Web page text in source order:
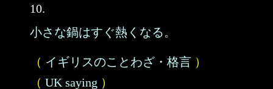
10.
小さな鍋はすぐ熱くなる。
（ イギリスのことわざ・格言 ）
（ UK saying ）